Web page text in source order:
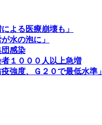
よる医療崩壊も」
水の泡に」
感染
１０００人以上急増
強度、Ｇ２０で最低水準」